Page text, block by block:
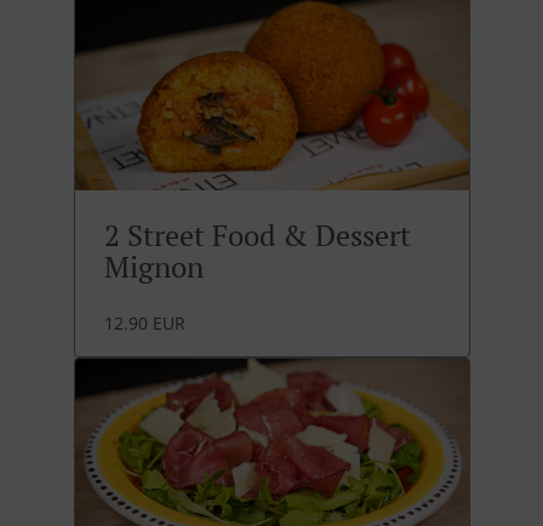
2 Street Food & Dessert
Mignon
12.90 EUR